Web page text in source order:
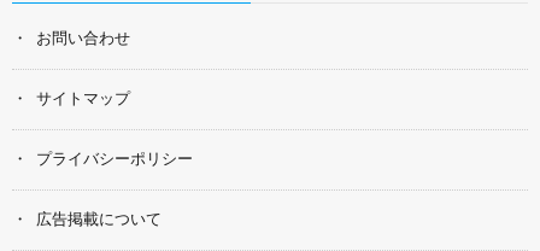
お問い合わせ
サイトマップ
プライバシーポリシー
広告掲載について